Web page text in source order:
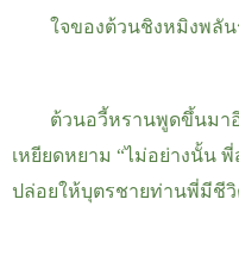
ใจของต้วนชิงหมิงพลั
ต้วนอวี้หรานพูดขึ้นมา
เหยียดหยาม “ไม่อย่างนั้น พี่
ปล่อยให้บุตรชายท่านพี่มีชี